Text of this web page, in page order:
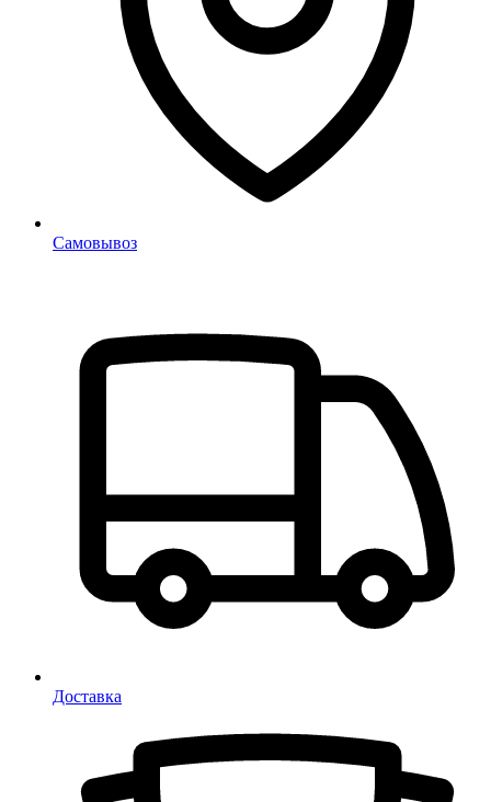
Самовывоз
Доставка